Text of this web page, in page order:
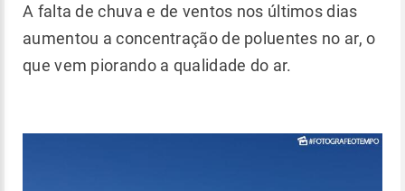
A falta de chuva e de ventos nos últimos dias
aumentou a concentração de poluentes no ar, o
que vem piorando a qualidade do ar.